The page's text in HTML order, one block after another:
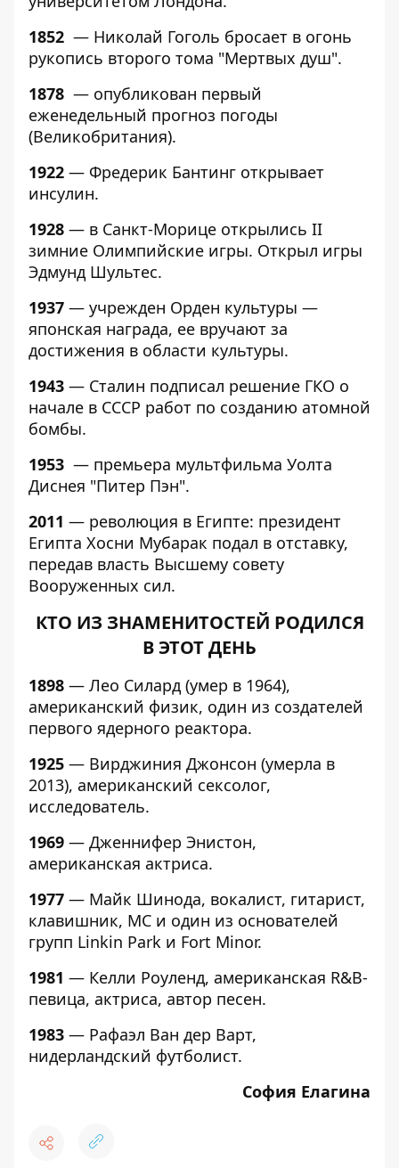
1852 — Николай Гоголь бросает в огонь
рукопись второго тома "Мертвых душ".
1878 — опубликован первый
еженедельный прогноз погоды
(Великобритания).
1922 — Фредерик Бантинг открывает
инсулин.
1928 — в Санкт-Морице открылись II
зимние Олимпийские игры. Открыл игры
Эдмунд Шультес.
1937 — учрежден Орден культуры —
японская награда, ее вручают за
достижения в области культуры.
1943 — Сталин подписал решение ГКО о
начале в СССР работ по созданию атомной
бомбы.
1953 — премьера мультфильма Уолта
Диснея "Питер Пэн".
2011 — революция в Египте: президент
Египта Хосни Мубарак подал в отставку,
передав власть Высшему совету
Вооруженных сил.
КТО ИЗ ЗНАМЕНИТОСТЕЙ РОДИЛСЯ
В ЭТОТ ДЕНЬ
1898 — Лео Силард (умер в 1964),
американский физик, один из создателей
первого ядерного реактора.
1925 — Вирджиния Джонсон (умерла в
2013), американский сексолог,
исследователь.
1969 — Дженнифер Энистон,
американская актриса.
1977 — Майк Шинода, вокалист, гитарист,
клавишник, MC и один из основателей
групп Linkin Park и Fort Minor.
1981 — Келли Роуленд, американская R&B-
певица, актриса, автор песен.
1983 — Рафаэл Ван дер Варт,
нидерландский футболист.
София Елагина